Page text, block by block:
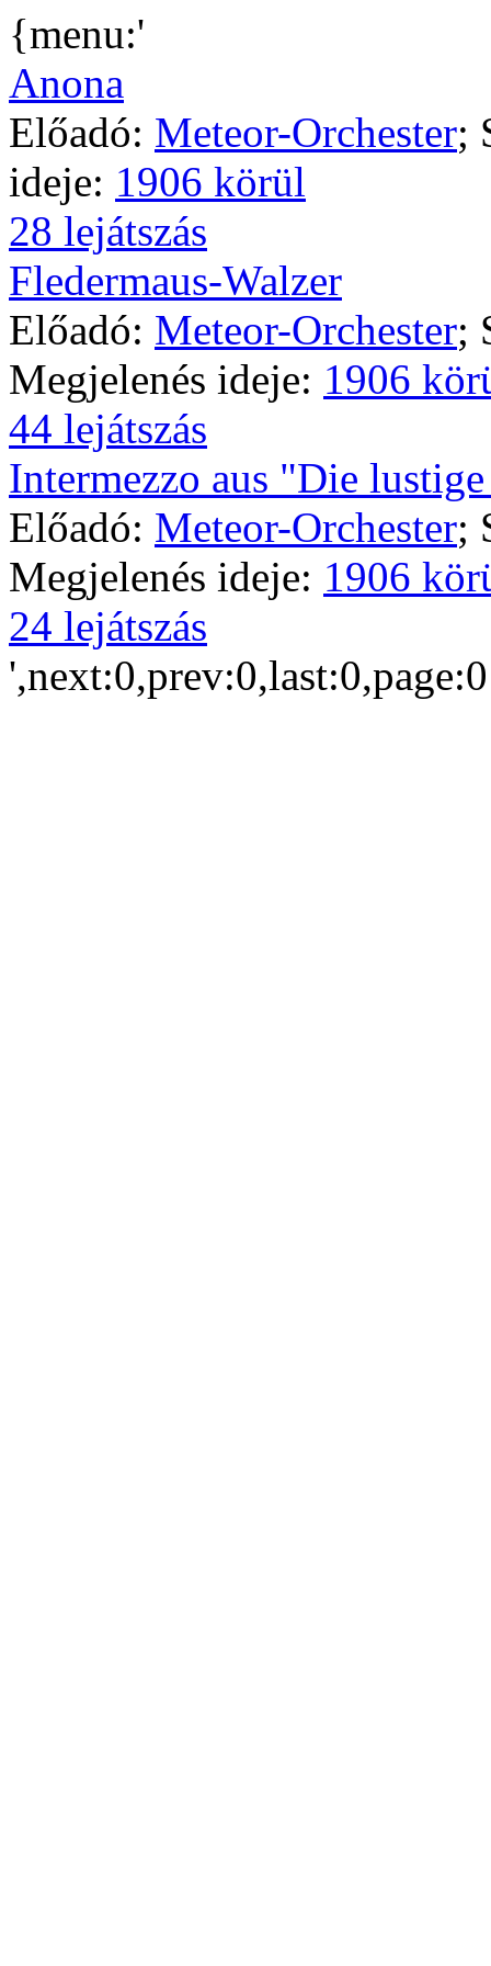
{menu:'
Anona
Előadó: Meteor-Orchester;
ideje: 1906 körül
28 lejátszás
Fledermaus-Walzer
Előadó: Meteor-Orchester;
Megjelenés ideje: 1906
44 lejátszás
Intermezzo aus "Die
Előadó: Meteor-Orchester;
Megjelenés ideje: 1906
24 lejátszás